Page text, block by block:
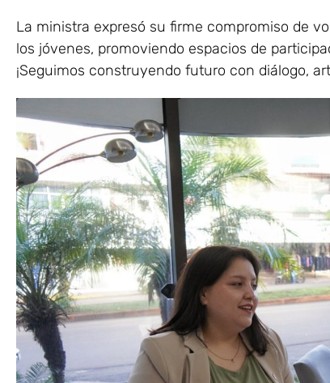
La ministra expresó su firme compromiso de
los jóvenes, promoviendo espacios de
¡Seguimos construyendo futuro con diálogo,